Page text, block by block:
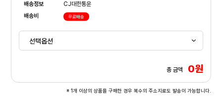
배송정보
CJ대한통운
배송비
무료배송
총 금액 0원
※ 1개 이상의 상품을 구매한 경우 복수의 주소지로도 발송이 가능합니다.